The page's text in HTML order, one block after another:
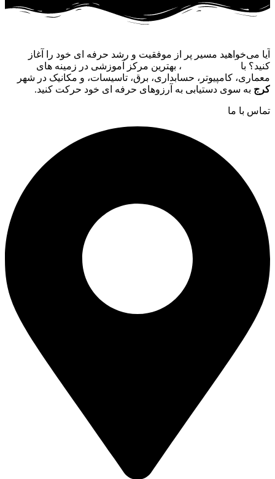
آیا می‌خواهید مسیر پر از موفقیت و رشد حرفه‌ ای خود را آغاز
کنید؟ با
، بهترین مرکز آموزشی در زمینه‌ های
معماری، کامپیوتر، حسابداری، برق، تاسیسات، و مکانیک در شهر
کرج به سوی دستیابی به آرزوهای حرفه‌ ای خود حرکت کنید.
تماس با ما